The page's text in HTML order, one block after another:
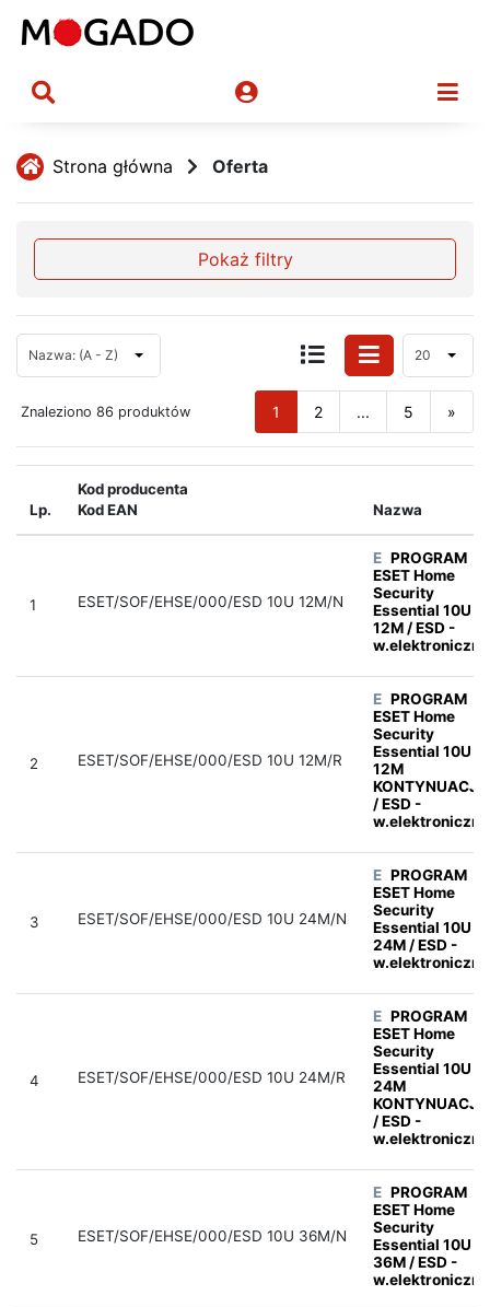
Strona główna Oferta
Pokaż filtry
Nazwa: (A - Z) 20
Znaleziono 86 produktów 1 2 ... 5 »
Lp.
Kod producenta
Kod EAN
Nazwa
1 ESET/SOF/EHSE/000/ESD 10U 12M/N
E PROGRAM
ESET Home
Security
Essential 10U
12M / ESD -
w.elektroniczna
2 ESET/SOF/EHSE/000/ESD 10U 12M/R
E PROGRAM
ESET Home
Security
Essential 10U
12M
KONTYNUACJA
/ ESD -
w.elektroniczna
3 ESET/SOF/EHSE/000/ESD 10U 24M/N
E PROGRAM
ESET Home
Security
Essential 10U
24M / ESD -
w.elektroniczna
4 ESET/SOF/EHSE/000/ESD 10U 24M/R
E PROGRAM
ESET Home
Security
Essential 10U
24M
KONTYNUACJA
/ ESD -
w.elektroniczna
5 ESET/SOF/EHSE/000/ESD 10U 36M/N
E PROGRAM
ESET Home
Security
Essential 10U
36M / ESD -
w.elektroniczna